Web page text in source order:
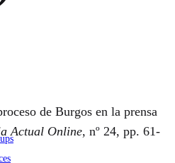
de Burgos en la prensa
Actual Online, nº 24, pp. 61-